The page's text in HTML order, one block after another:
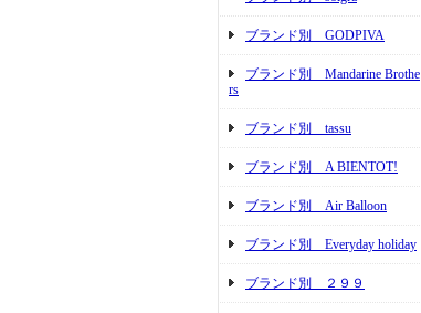
ブランド別 GODPIVA
ブランド別 Mandarine Brothe
rs
ブランド別 tassu
ブランド別 A BIENTOT!
ブランド別 Air Balloon
ブランド別 Everyday holiday
ブランド別 ２９９